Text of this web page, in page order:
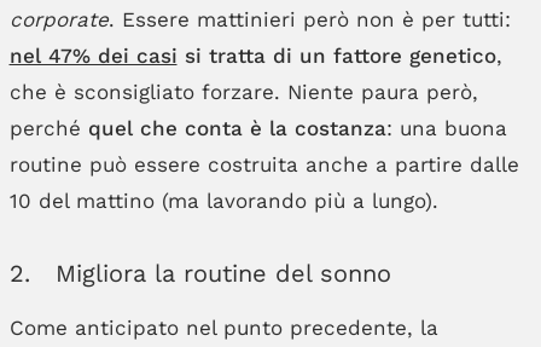
corporate. Essere mattinieri però non è per tutti:
nel 47% dei casi si tratta di un fattore genetico,
che è sconsigliato forzare. Niente paura però,
perché quel che conta è la costanza: una buona
routine può essere costruita anche a partire dalle
10 del mattino (ma lavorando più a lungo).
2. Migliora la routine del sonno
Come anticipato nel punto precedente, la